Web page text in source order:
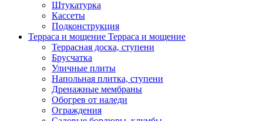
Штукатурка
Кассеты
Подконструкция
Терраса и мощение Терраса и мощение
Террасная доска, ступени
Брусчатка
Уличные плиты
Напольная плитка, ступени
Дренажные мембраны
Обогрев от наледи
Ограждения